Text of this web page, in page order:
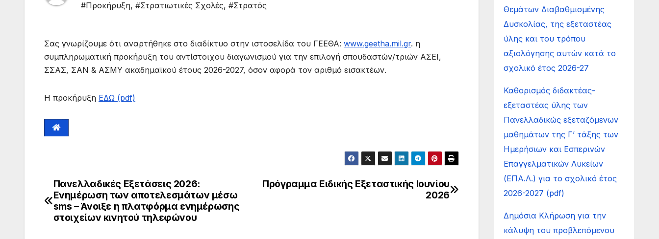
#Προκήρυξη, #Στρατιωτικές Σχολές, #Στρατός
Σας γνωρίζουμε ότι αναρτήθηκε στο διαδίκτυο στην ιστοσελίδα του ΓΕΕΘΑ: www.geetha.mil.gr. η
συμπληρωματική προκήρυξη του αντίστοιχου διαγωνισμού για την επιλογή σπουδαστών/τριών ΑΣΕΙ,
ΣΣΑΣ, ΣΑΝ & ΑΣΜΥ ακαδημαϊκού έτους 2026-2027, όσον αφορά τον αριθμό εισακτέων.
Η προκήρυξη ΕΔΩ (pdf)
Πρόγραμμα Ειδικής Εξεταστικής Ιουνίου
2026
Πανελλαδικές Εξετάσεις 2026:
Ενημέρωση των αποτελεσμάτων μέσω
sms – Άνοιξε η πλατφόρμα ενημέρωσης
στοιχείων κινητού τηλεφώνου
Θεμάτων Διαβαθμισμένης
Δυσκολίας, της εξεταστέας
ύλης και του τρόπου
αξιολόγησης αυτών κατά το
σχολικό έτος 2026-27
Καθορισμός διδακτέας-
εξεταστέας ύλης των
Πανελλαδικώς εξεταζόμενων
μαθημάτων της Γ’ τάξης των
Ημερήσιων και Εσπερινών
Επαγγελματικών Λυκείων
(ΕΠΑ.Λ.) για το σχολικό έτος
2026-2027 (pdf)
Δημόσια Κλήρωση για την
κάλυψη του προβλεπόμενου